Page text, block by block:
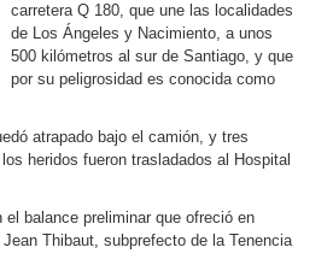
carretera Q 180, que une las localidades
de Los Ángeles y Nacimiento, a unos
500 kilómetros al sur de Santiago, y que
por su peligrosidad es conocida como
atrapado bajo el camión, y tres
heridos fueron trasladados al Hospital
balance preliminar que ofreció en
Thibaut, subprefecto de la Tenencia